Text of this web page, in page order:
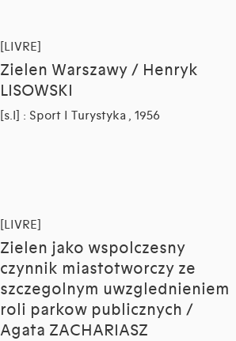
[LIVRE]
Zielen Warszawy / Henryk
LISOWSKI
[s.l] : Sport I Turystyka , 1956
[LIVRE]
Zielen jako wspolczesny
czynnik miastotworczy ze
szczegolnym uwzglednieniem
roli parkow publicznych /
Agata ZACHARIASZ